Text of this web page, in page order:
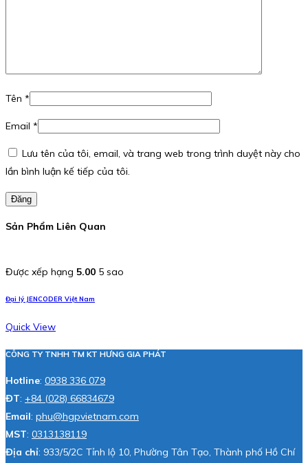
Tên *
Email *
Lưu tên của tôi, email, và trang web trong trình duyệt này cho
lần bình luận kế tiếp của tôi.
Đăng
Sản Phẩm Liên Quan
Được xếp hạng 5.00 5 sao
Đại lý JENCODER Việt Nam
Quick View
CÔNG TY TNHH TM KT HƯNG GIA PHÁT
Hotline: 0938 336 079
ĐT: +84 (028) 66834679
Email: phu@hgpvietnam.com
MST: 0313138119
Địa chỉ: 933/5/2C Tỉnh lộ 10, Phường Tân Tạo, Thành phố Hồ Chí